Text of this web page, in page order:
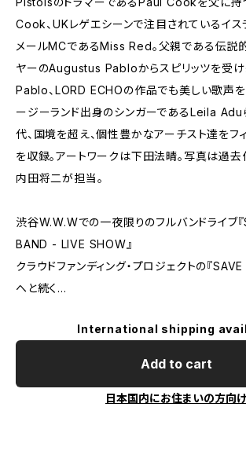
Cook、UKレゲエシーンで注目されているイス
メールMCであるMiss Red。父親である伝説
ヤーのAugustus Pabloからスピリッツを受
Pablo、LORD ECHOの作品でも美しい歌声を
ージーランド出身のシンガーであるLeila Adu
代、国境を超え、個性豊かなアーチスト達をフ
を収録。アートワークは下田法晴。写真は過去
内田将二が担当。
渋谷W.W.Wでの一夜限りのフルバンドライブ
BAND - LIVE SHOW』
クラウドファンディング・プロジェクトの『
へと続く…
International shipping
Add to cart
日本国内にお住まいの方向け